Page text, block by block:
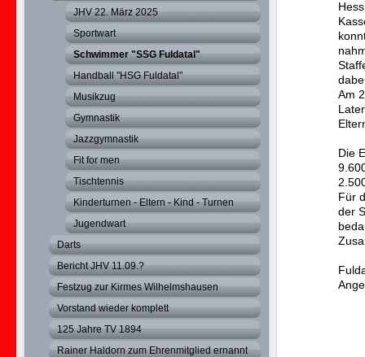
JHV 22. März 2025
Sportwart
Schwimmer "SSG Fuldatal"
Handball "HSG Fuldatal"
Musikzug
Gymnastik
Jazzgymnastik
Fit for men
Tischtennis
Kinderturnen - Eltern - Kind - Turnen
Jugendwart
Darts
Bericht JHV 11.09.?
Festzug zur Kirmes Wilhelmshausen
Vorstand wieder komplett
125 Jahre TV 1894
Rainer Haldorn zum Ehrenmitglied ernannt
Am
Die
Für
der